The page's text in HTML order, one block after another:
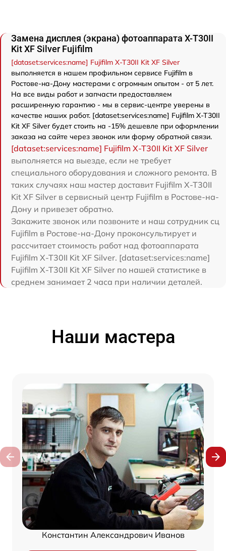
Замена дисплея (экрана) фотоаппарата X-T30II
Kit XF Silver Fujifilm
[dataset:services:name] Fujifilm X-T30II Kit XF Silver
выполняется в нашем профильном сервисе Fujifilm в
Ростове-на-Дону мастерами с огромным опытом - от 5 лет.
На все виды работ и запчасти предоставляем
расширенную гарантию - мы в сервис-центре уверены в
качестве наших работ. [dataset:services:name] Fujifilm X-T30II
Kit XF Silver будет стоить на -15% дешевле при оформлении
заказа на сайте через звонок или форму обратной связи.
[dataset:services:name] Fujifilm X-T30II Kit XF Silver
выполняется на выезде, если не требует
специального оборудования и сложного ремонта. В
таких случаях наш мастер доставит Fujifilm X-T30II
Kit XF Silver в сервисный центр Fujifilm в Ростове-на-
Дону и привезет обратно.
Закажите звонок или позвоните и наш сотрудник сц
Fujifilm в Ростове-на-Дону проконсультирует и
рассчитает стоимость работ над фотоаппарата
Fujifilm X-T30II Kit XF Silver. [dataset:services:name]
Fujifilm X-T30II Kit XF Silver по нашей статистике в
среднем занимает 2 часа при наличии деталей.
Наши мастера
Константин Александрович Иванов